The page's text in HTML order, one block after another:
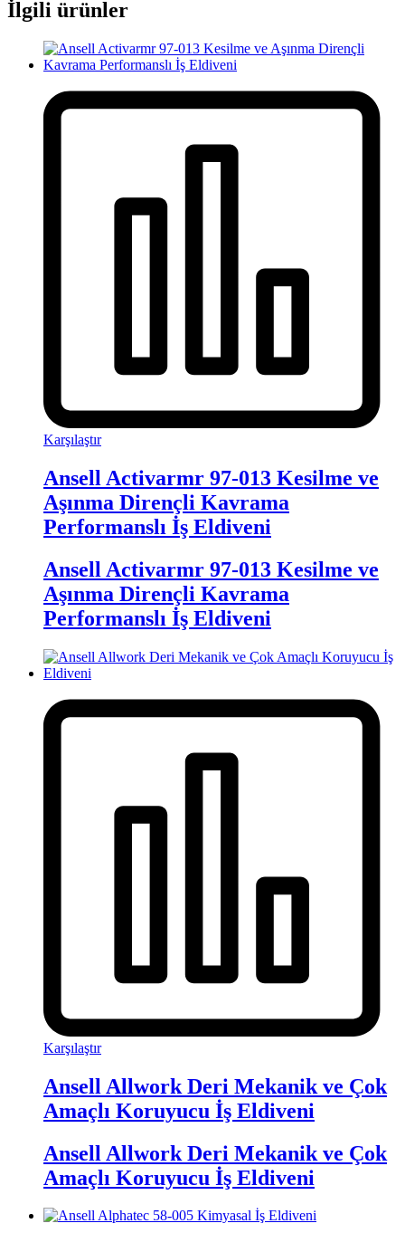
İlgili ürünler
Karşılaştır
Ansell Activarmr 97-013 Kesilme ve
Aşınma Dirençli Kavrama
Performanslı İş Eldiveni
Ansell Activarmr 97-013 Kesilme ve
Aşınma Dirençli Kavrama
Performanslı İş Eldiveni
Karşılaştır
Ansell Allwork Deri Mekanik ve Çok
Amaçlı Koruyucu İş Eldiveni
Ansell Allwork Deri Mekanik ve Çok
Amaçlı Koruyucu İş Eldiveni